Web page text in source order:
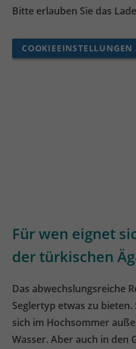
Bitte erlauben Sie das
COOKIEEINSTELLUNGEN
Für wen eignet
der türkischen
Das abwechslungsreiche
Seglertyp etwas zu
sich im Hochsommer
Wasser. Aber auch in den